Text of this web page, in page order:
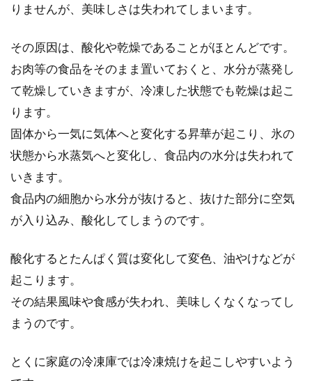
りませんが、美味しさは失われてしまいます。
その原因は、酸化や乾燥であることがほとんどです。
お肉等の食品をそのまま置いておくと、水分が蒸発し
て乾燥していきますが、冷凍した状態でも乾燥は起こ
ります。
固体から一気に気体へと変化する昇華が起こり、氷の
状態から水蒸気へと変化し、食品内の水分は失われて
いきます。
食品内の細胞から水分が抜けると、抜けた部分に空気
が入り込み、酸化してしまうのです。
酸化するとたんぱく質は変化して変色、油やけなどが
起こります。
その結果風味や食感が失われ、美味しくなくなってし
まうのです。
とくに家庭の冷凍庫では冷凍焼けを起こしやすいよう